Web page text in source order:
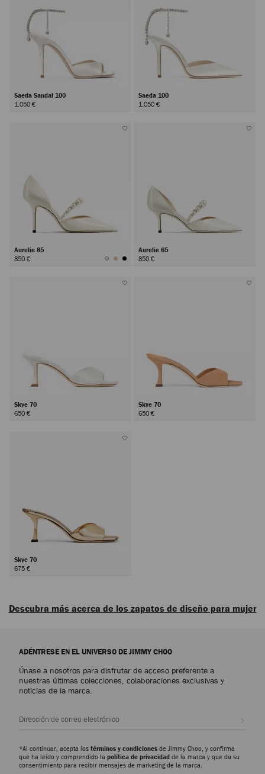
Saeda Sandal 100
1.050 €
Saeda 100
1.050 €
Aurelie 85
850 €
Aurelie 65
850 €
Skye 70
650 €
Skye 70
650 €
Skye 70
675 €
Descubra más acerca de los zapatos de diseño para mujer
versatilidad y el arte de Jimmy Choo, desde emblemáticos diseños de diario
hasta los modelos más llamativos, tenemos diseños para cualquier
ocasión.
repujado que imita la piel de cocodrilo, y los Ixia, presentados con
elegancia y versatilidad a cualquier fondo de armario.
Zapatillas
ADÉNTRESE EN EL UNIVERSO DE JIMMY CHOO
Únase a nosotros para disfrutar de acceso preferente a
nuestras últimas colecciones, colaboraciones exclusivas y
noticias de la marca.
*Al continuar, acepta los términos y condiciones de Jimmy Choo, y confirma
que ha leído y comprendido la política de privacidad de la marca y que da su
consentimiento para recibir mensajes de marketing de la marca.